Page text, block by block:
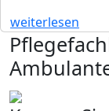
weiterlesen